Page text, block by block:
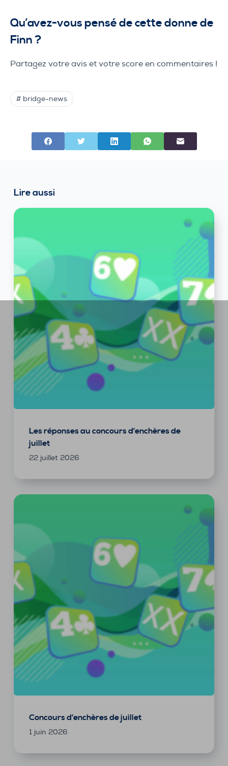
Qu’avez-vous pensé de cette donne de
Finn ?
Partagez votre avis et votre score en commentaires !
# bridge-news
Lire aussi
Les réponses au concours d’enchères de
juillet
22 juillet 2026
Concours d’enchères de juillet
1 juin 2026